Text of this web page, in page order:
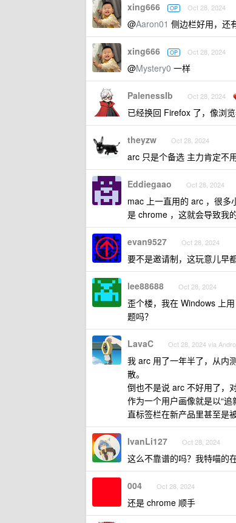
xing666 OP Oct 28, 2024
@Aaron01 侧边栏好用，还
xing666 OP Oct 28, 2024
@Mystery0 一样
PalenessIb Oct 28, 2024
已经换回 Firefox 了，像浏
theyzw Oct 28, 2024
arc 只是个备选 主力肯定不
Eddiegaao Oct 28, 2024
mac 上一直用的 arc ，很多
是 chrome ，这就会导致我
evan9527 Oct 28, 2024
要不是邀请制，这玩意儿早
lee88688 Oct 28, 2024
歪个楼，我在 Windows 上
题吗？
LavaC Oct 28, 2024 via
我 arc 用了一年半了，从内
散。
倒也不是说 arc 不好用了，
作为一个用户画像就是以“
直标签栏在新产品里甚至是
IvanLi127 Oct 28, 2024
这么不靠谱的吗？我特喵
004 Oct 28, 2024
还是 chrome 顺手